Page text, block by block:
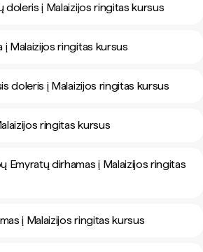
doleris į Malaizijos ringitas kursus
į Malaizijos ringitas kursus
doleris į Malaizijos ringitas kursus
ringitas kursus
Emyratų dirhamas į Malaizijos ringitas
į Malaizijos ringitas kursus